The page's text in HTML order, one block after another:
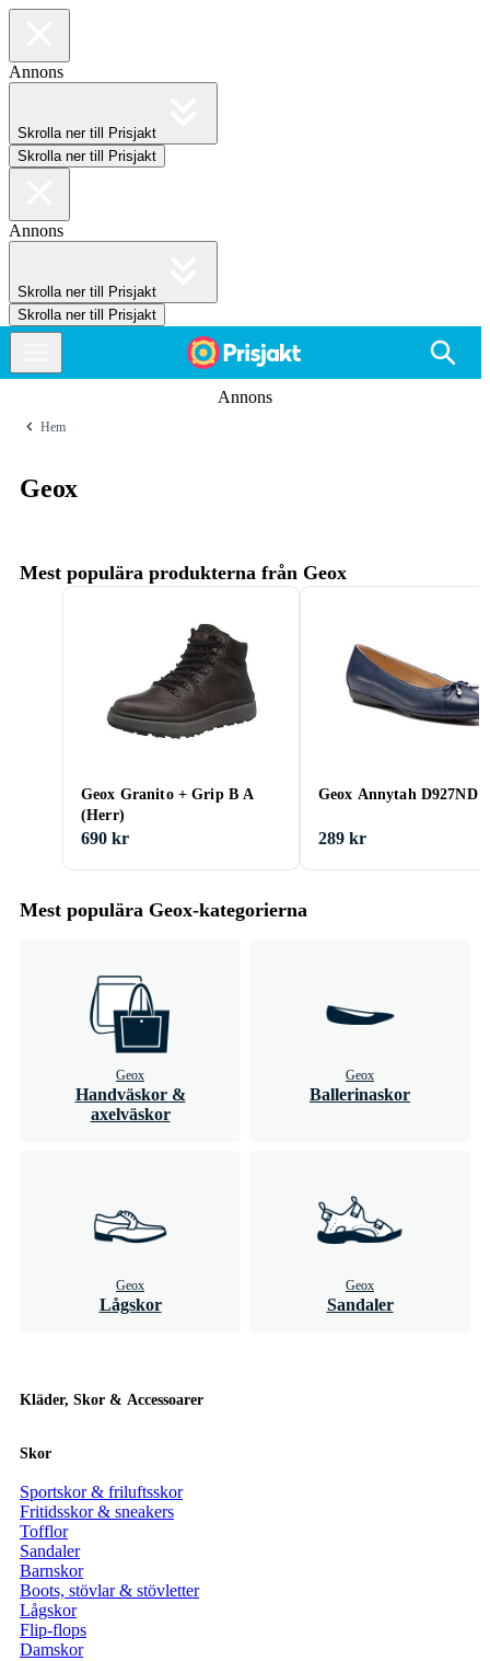
Annons
Skrolla ner till Prisjakt
Skrolla ner till Prisjakt
Annons
Skrolla ner till Prisjakt
Skrolla ner till Prisjakt
Annons
Hem
Geox
Mest populära produkterna från Geox
Geox Granito + Grip B A
(Herr)
690 kr
Geox Annytah D927ND
289 kr
Mest populära Geox-kategorierna
Geox
Handväskor &
axelväskor
Geox
Ballerinaskor
Geox
Lågskor
Geox
Sandaler
Kläder, Skor & Accessoarer
Skor
Sportskor & friluftsskor
Fritidsskor & sneakers
Tofflor
Sandaler
Barnskor
Boots, stövlar & stövletter
Lågskor
Flip-flops
Damskor